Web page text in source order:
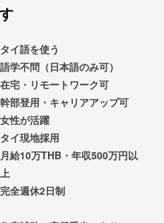
タイ語を使う
語学不問（日本語のみ可）
在宅・リモートワーク可
幹部登用・キャリアアップ可
女性が活躍
タイ現地採用
月給10万THB・年収500万円以
上
完全週休2日制